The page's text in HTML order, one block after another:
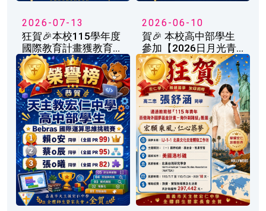
2026-07-13
狂賀🎉本校115學年度
國際教育計畫獲教育部
核定補助共計96.8萬元
🎉🎉🎉
2026-06-10
賀🎉 本校高中部學生
參加【2026日月光青
少年永續創新競賽】入
選全國前30強🎉